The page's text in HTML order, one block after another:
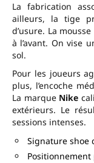
La fabrication
ailleurs, la tige
d’usure. La
à l’avant. On vise
sol.
Pour les joueurs
plus, l’encoche
La marque Nike
extérieurs. Le
sessions intenses.
Signature shoe